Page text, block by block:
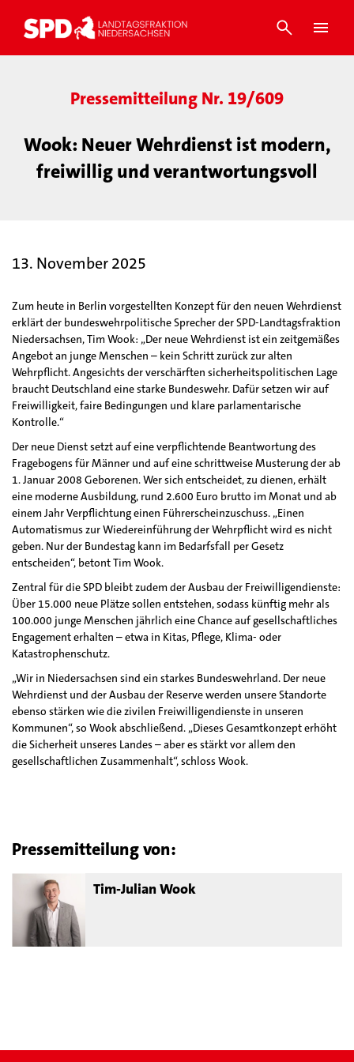
Pressemitteilung Nr. 19/609
Wook: Neuer Wehrdienst ist modern,
freiwillig und verantwortungsvoll
13. November 2025
Zum heute in Berlin vorgestellten Konzept für den neuen Wehrdienst
erklärt der bundeswehrpolitische Sprecher der SPD-Landtagsfraktion
Niedersachsen, Tim Wook: „Der neue Wehrdienst ist ein zeitgemäßes
Angebot an junge Menschen – kein Schritt zurück zur alten
Wehrpflicht. Angesichts der verschärften sicherheitspolitischen Lage
braucht Deutschland eine starke Bundeswehr. Dafür setzen wir auf
Freiwilligkeit, faire Bedingungen und klare parlamentarische
Kontrolle.“
Der neue Dienst setzt auf eine verpflichtende Beantwortung des
Fragebogens für Männer und auf eine schrittweise Musterung der ab
1. Januar 2008 Geborenen. Wer sich entscheidet, zu dienen, erhält
eine moderne Ausbildung, rund 2.600 Euro brutto im Monat und ab
einem Jahr Verpflichtung einen Führerscheinzuschuss. „Einen
Automatismus zur Wiedereinführung der Wehrpflicht wird es nicht
geben. Nur der Bundestag kann im Bedarfsfall per Gesetz
entscheiden“, betont Tim Wook.
Zentral für die SPD bleibt zudem der Ausbau der Freiwilligendienste:
Über 15.000 neue Plätze sollen entstehen, sodass künftig mehr als
100.000 junge Menschen jährlich eine Chance auf gesellschaftliches
Engagement erhalten – etwa in Kitas, Pflege, Klima- oder
Katastrophenschutz.
„Wir in Niedersachsen sind ein starkes Bundeswehrland. Der neue
Wehrdienst und der Ausbau der Reserve werden unsere Standorte
ebenso stärken wie die zivilen Freiwilligendienste in unseren
Kommunen“, so Wook abschließend. „Dieses Gesamtkonzept erhöht
die Sicherheit unseres Landes – aber es stärkt vor allem den
gesellschaftlichen Zusammenhalt“, schloss Wook.
Pressemitteilung von:
Tim-Julian Wook